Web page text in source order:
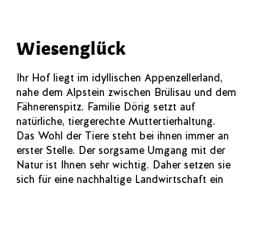
Wiesenglück
Ihr Hof liegt im idyllischen Appenzellerland,
nahe dem Alpstein zwischen Brülisau und dem
Fähnerenspitz. Familie Dörig setzt auf
natürliche, tiergerechte Muttertierhaltung.
Das Wohl der Tiere steht bei ihnen immer an
erster Stelle. Der sorgsame Umgang mit der
Natur ist Ihnen sehr wichtig. Daher setzen sie
sich für eine nachhaltige Landwirtschaft ein